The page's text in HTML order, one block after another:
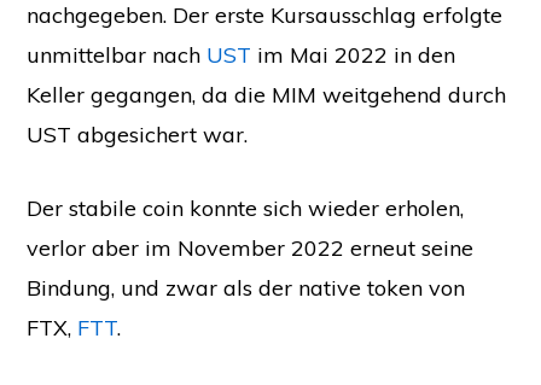
nachgegeben. Der erste Kursausschlag erfolgte
unmittelbar nach UST im Mai 2022 in den
Keller gegangen, da die MIM weitgehend durch
UST abgesichert war.
Der stabile coin konnte sich wieder erholen,
verlor aber im November 2022 erneut seine
Bindung, und zwar als der native token von
FTX, FTT.